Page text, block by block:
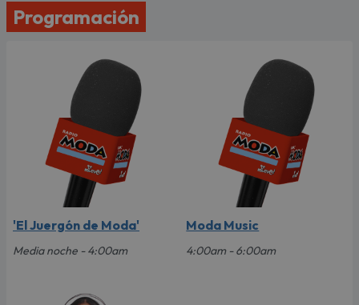
Programación
'El Juergón de Moda'
Media noche - 4:00am
Moda Music
4:00am - 6:00am